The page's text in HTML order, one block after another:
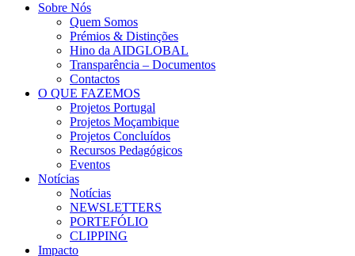
Sobre Nós
Quem Somos
Prémios & Distinções
Hino da AIDGLOBAL
Transparência – Documentos
Contactos
O QUE FAZEMOS
Projetos Portugal
Projetos Moçambique
Projetos Concluídos
Recursos Pedagógicos
Eventos
Notícias
Notícias
NEWSLETTERS
PORTEFÓLIO
CLIPPING
Impacto